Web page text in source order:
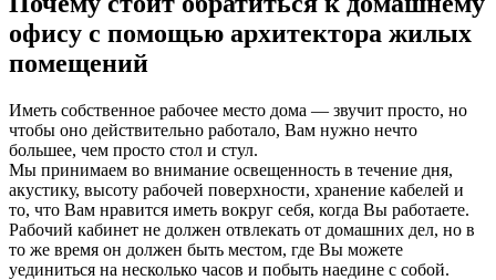
офису с помощью архитектора жилых
помещений
Иметь собственное рабочее место дома — звучит просто, но
чтобы оно действительно работало, Вам нужно нечто
большее, чем просто стол и стул.
Мы принимаем во внимание освещенность в течение дня,
акустику, высоту рабочей поверхности, хранение кабелей и
то, что Вам нравится иметь вокруг себя, когда Вы работаете.
Рабочий кабинет не должен отвлекать от домашних дел, но в
то же время он должен быть местом, где Вы можете
уединиться на несколько часов и побыть наедине с собой.